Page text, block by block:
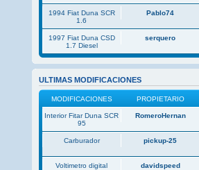
1994 Fiat Duna SCR
1.6
Pablo74
1997 Fiat Duna CSD
1.7 Diesel
serquero
ULTIMAS MODIFICACIONES
MODIFICACIONES PROPIETARIO
Interior Fitar Duna SCR
95
RomeroHernan
Carburador pickup-25
Voltimetro digital davidspeed